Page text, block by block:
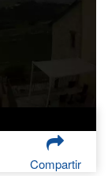
Compartir